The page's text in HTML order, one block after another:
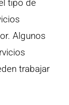
tipo de
Algunos
trabajar